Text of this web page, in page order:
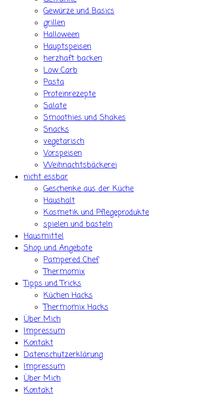
Gewürze und Basics
grillen
Halloween
Hauptspeisen
herzhaft backen
Low Carb
Pasta
Proteinrezepte
Salate
Smoothies und Shakes
Snacks
vegetarisch
Vorspeisen
Weihnachtsbäckerei
nicht essbar
Geschenke aus der Küche
Haushalt
Kosmetik und Pflegeprodukte
spielen und basteln
Hausmittel
Shop und Angebote
Pampered Chef
Thermomix
Tipps und Tricks
Küchen Hacks
Thermomix Hacks
Über Mich
Impressum
Kontakt
Datenschutzerklärung
Impressum
Über Mich
Kontakt